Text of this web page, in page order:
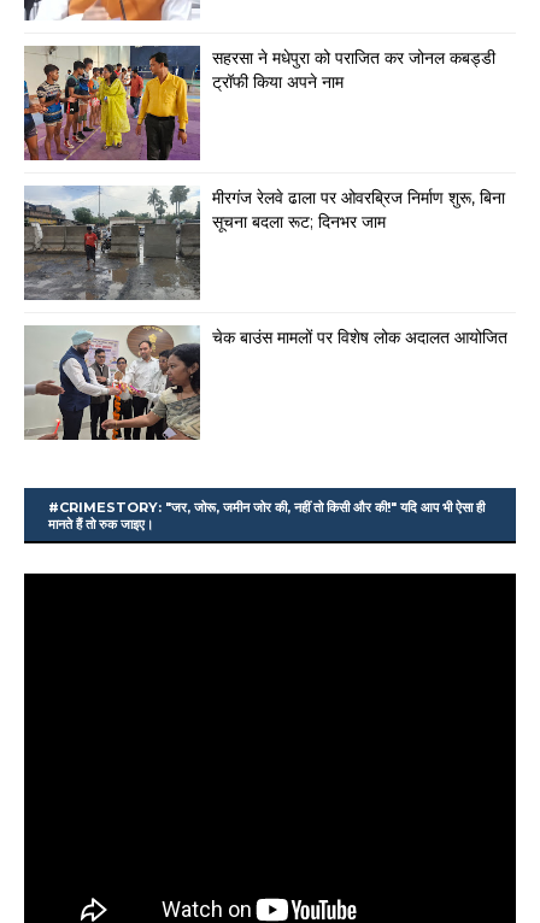
सहरसा ने मधेपुरा को पराजित कर जोनल कबड्डी
ट्रॉफी किया अपने नाम
मीरगंज रेलवे ढाला पर ओवरब्रिज निर्माण शुरू, बिना
सूचना बदला रूट; दिनभर जाम
चेक बाउंस मामलों पर विशेष लोक अदालत आयोजित
#CRIMESTORY: "जर, जोरू, जमीन जोर की, नहीं तो किसी और की!" यदि आप भी ऐसा ही
मानते हैं तो रुक जाइए।